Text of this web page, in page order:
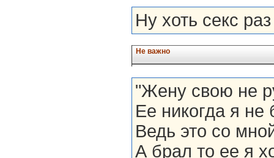
Ну хоть секс
Не важно
"Жену свою не
Ее никогда я не
Ведь это со
А брал то ее я